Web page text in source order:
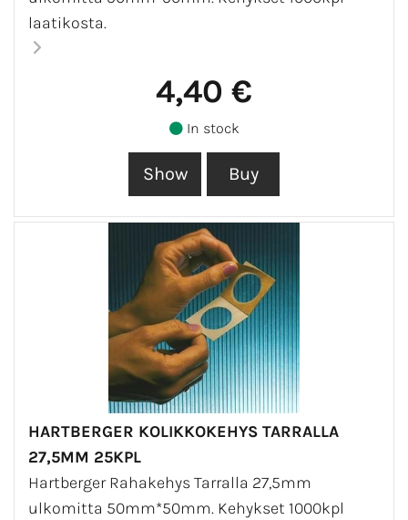
laatikosta.
4,40 €
In stock
HARTBERGER KOLIKKOKEHYS TARRALLA
27,5MM 25KPL
Hartberger Rahakehys Tarralla 27,5mm
ulkomitta 50mm*50mm. Kehykset 1000kpl